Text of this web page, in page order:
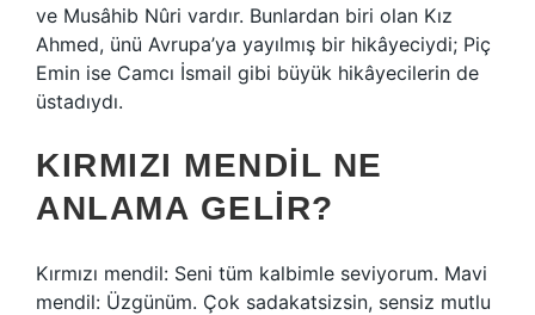
ve Musâhib Nûri vardır. Bunlardan biri olan Kız
Ahmed, ünü Avrupa’ya yayılmış bir hikâyeciydi; Piç
Emin ise Camcı İsmail gibi büyük hikâyecilerin de
üstadıydı.
KIRMIZI MENDIL NE
ANLAMA GELIR?
Kırmızı mendil: Seni tüm kalbimle seviyorum. Mavi
mendil: Üzgünüm. Çok sadakatsizsin, sensiz mutlu